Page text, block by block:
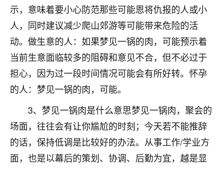
示，意味着要小心防范那些可能恩将仇报的人或小
人，同时建议减少爬山郊游等可能带来危险的活
动。做生意的人：如果梦见一锅的肉，可能预示着
当前生意面临较多的阻碍和意见不合，但不必过于
担心，因为过一段时间情况可能会有所好转。怀孕
的人：梦见一锅的肉，可能。
3、梦见一锅肉是什么意思梦见一锅肉，聚会的
场面，往往会有让你尴尬的时刻；今天若不能推辞
的话，保持低调是比较好的办法。从事工作/学业方
面，也是以幕后的策划、协调、后勤为宜，越是显
2小时前 来自海南 18
梦醒时分
我女儿高二叛逆，大半年不上学，一说她就要死要活
的，把我们两口子愁的不行，朋友给我推荐的慧来老
师，一开始我是病急乱投医，这半年来，法事一个个
做完，我女儿跟变了个人一样，不期望她能考多好的
康康的我就很知足了！
鹿森：可怜天下父母心啊！
3小时前 来自河北 16